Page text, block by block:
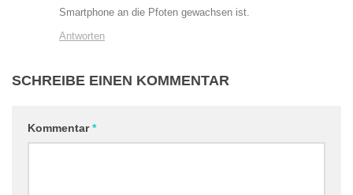
Smartphone an die Pfoten gewachsen ist.
Antworten
SCHREIBE EINEN KOMMENTAR
Kommentar*